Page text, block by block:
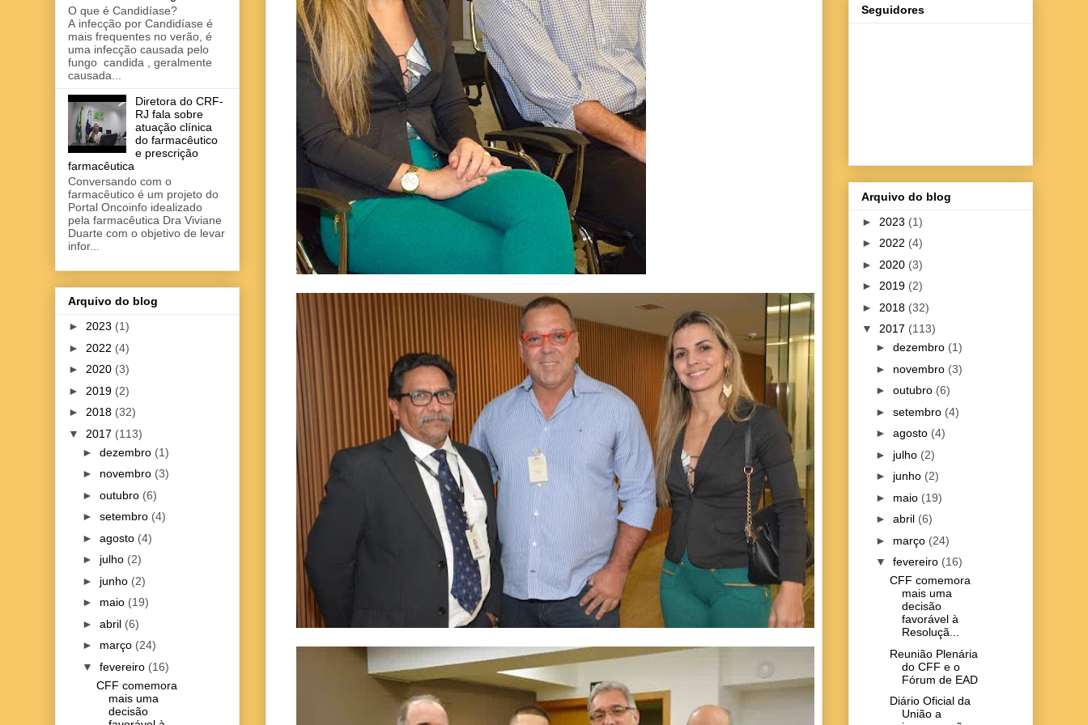
O que é Candidíase?
A infecção por Candidíase é
mais frequentes no verão, é
uma infecção causada pelo
fungo candida , geralmente
causada...
Diretora do CRF-
RJ fala sobre
atuação clínica
do farmacêutico
e prescrição
farmacêutica
Conversando com o
farmacêutico é um projeto do
Portal Oncoinfo idealizado
pela farmacêutica Dra Viviane
Duarte com o objetivo de levar
infor...
Arquivo do blog
► 2023 (1)
► 2022 (4)
► 2020 (3)
► 2019 (2)
► 2018 (32)
▼ 2017 (113)
► dezembro (1)
► novembro (3)
► outubro (6)
► setembro (4)
► agosto (4)
► julho (2)
► junho (2)
► maio (19)
► abril (6)
► março (24)
▼ fevereiro (16)
CFF comemora
mais uma
decisão
Seguidores
Arquivo do blog
► 2023 (1)
► 2022 (4)
► 2020 (3)
► 2019 (2)
► 2018 (32)
▼ 2017 (113)
► dezembro (1)
► novembro (3)
► outubro (6)
► setembro (4)
► agosto (4)
► julho (2)
► junho (2)
► maio (19)
► abril (6)
► março (24)
▼ fevereiro (16)
CFF comemora
mais uma
decisão
favorável à
Resoluçã...
Reunião Plenária
do CFF e o
Fórum de EAD
Diário Oficial da
União a